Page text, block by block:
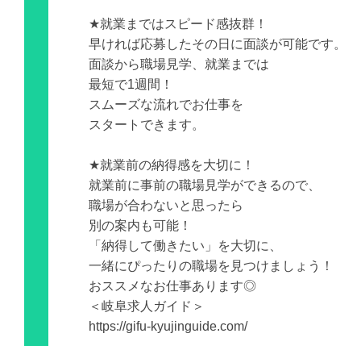
★就業まではスピード感抜群！
早ければ応募したその日に面談が可能です。
面談から職場見学、就業までは
最短で1週間！
スムーズな流れでお仕事を
スタートできます。
★就業前の納得感を大切に！
就業前に事前の職場見学ができるので、
職場が合わないと思ったら
別の案内も可能！
「納得して働きたい」を大切に、
一緒にぴったりの職場を見つけましょう！
おススメなお仕事あります◎
＜岐阜求人ガイド＞
https://gifu-kyujinguide.com/